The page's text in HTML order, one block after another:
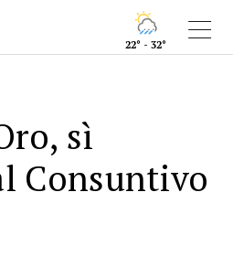
22° - 32°
sì
Consuntivo